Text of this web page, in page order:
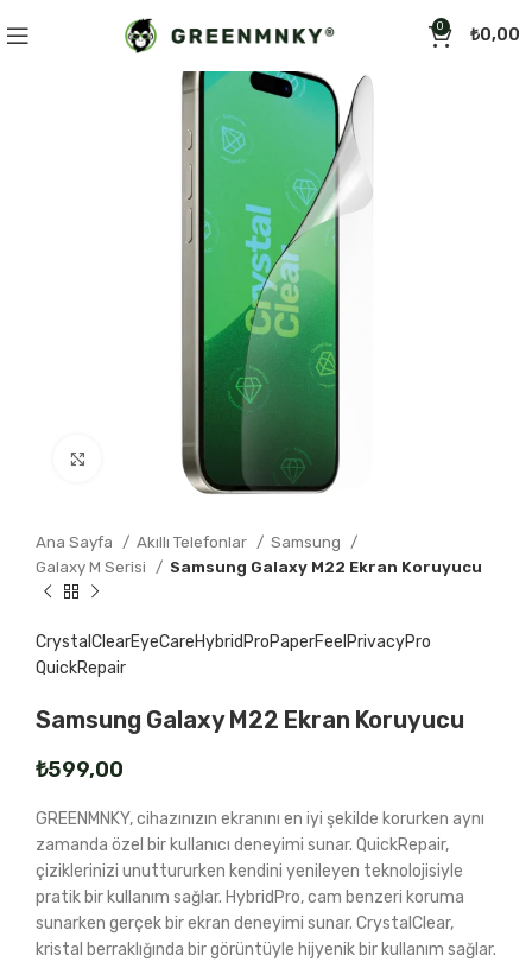
0 ₺0,00
Click to enlarge
Ana Sayfa Akıllı Telefonlar
Samsung
Galaxy M Serisi
Samsung Galaxy M22 Ekran Koruyucu
CrystalClearEyeCareHybridProPaperFeel PrivacyPro
QuickRepair
Samsung Galaxy M22 Ekran Koruyucu
₺
GREENMNKY, cihazınızın ekranını en iyi şekilde korurken aynı
zamanda özel bir kullanıcı deneyimi sunar. QuickRepair,
çiziklerinizi unuttururken kendini yenileyen teknolojisiyle
pratik bir kullanım sağlar. HybridPro, cam benzeri koruma
sunarken gerçek bir ekran deneyimi sunar. CrystalClear,
kristal berraklığında bir görüntüyle hijyenik bir kullanım sağlar.